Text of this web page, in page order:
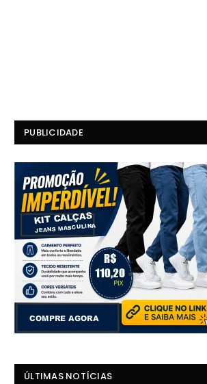
PUBLICIDADE
ÚLTIMAS NOTÍCIAS